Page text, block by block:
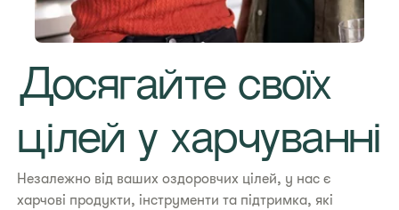
Досягайте своїх
цілей у харчуванні
Незалежно від ваших оздоровчих цілей, у нас є
харчові продукти, інструменти та підтримка, які